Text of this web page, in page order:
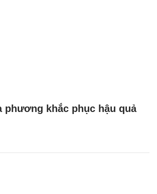
phương khắc phục hậu quả